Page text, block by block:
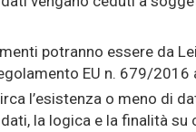
potranno essere da
EU n. 679/
l’esistenza o meno di
la logica e la finalità